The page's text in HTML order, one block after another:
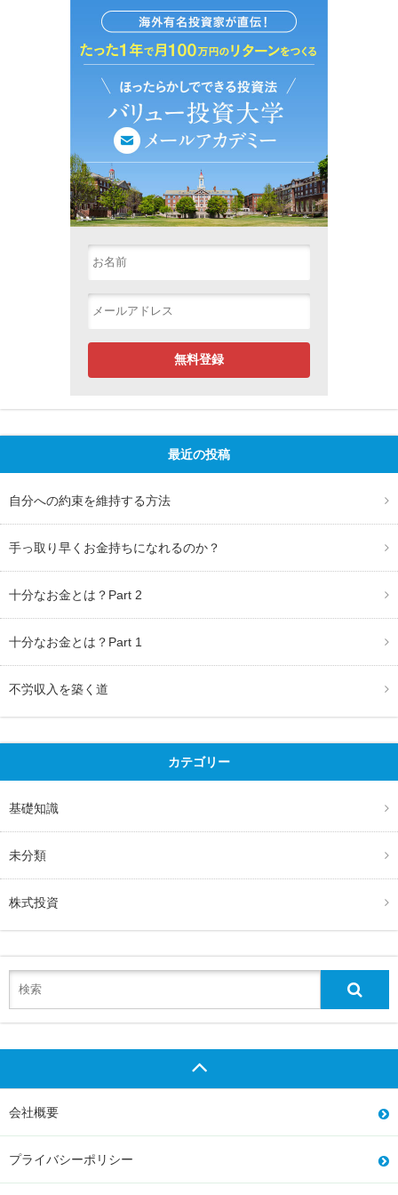
最近の投稿
自分への約束を維持する方法
手っ取り早くお金持ちになれるのか？
十分なお金とは？Part 2
十分なお金とは？Part 1
不労収入を築く道
カテゴリー
基礎知識
未分類
株式投資
会社概要
プライバシーポリシー